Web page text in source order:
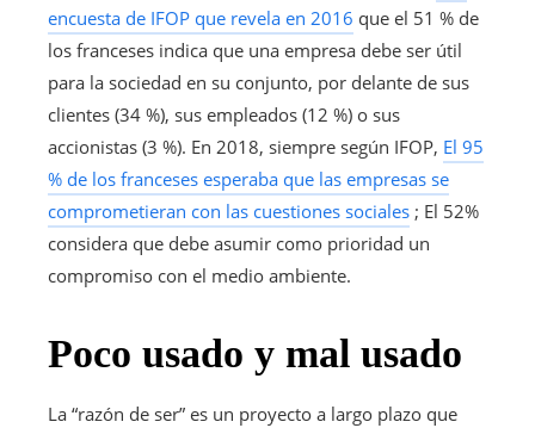
encuesta de IFOP que revela en 2016 que el 51 % de
los franceses indica que una empresa debe ser útil
para la sociedad en su conjunto, por delante de sus
clientes (34 %), sus empleados (12 %) o sus
accionistas (3 %). En 2018, siempre según IFOP, El 95
% de los franceses esperaba que las empresas se
comprometieran con las cuestiones sociales ; El 52%
considera que debe asumir como prioridad un
compromiso con el medio ambiente.
Poco usado y mal usado
La “razón de ser” es un proyecto a largo plazo que